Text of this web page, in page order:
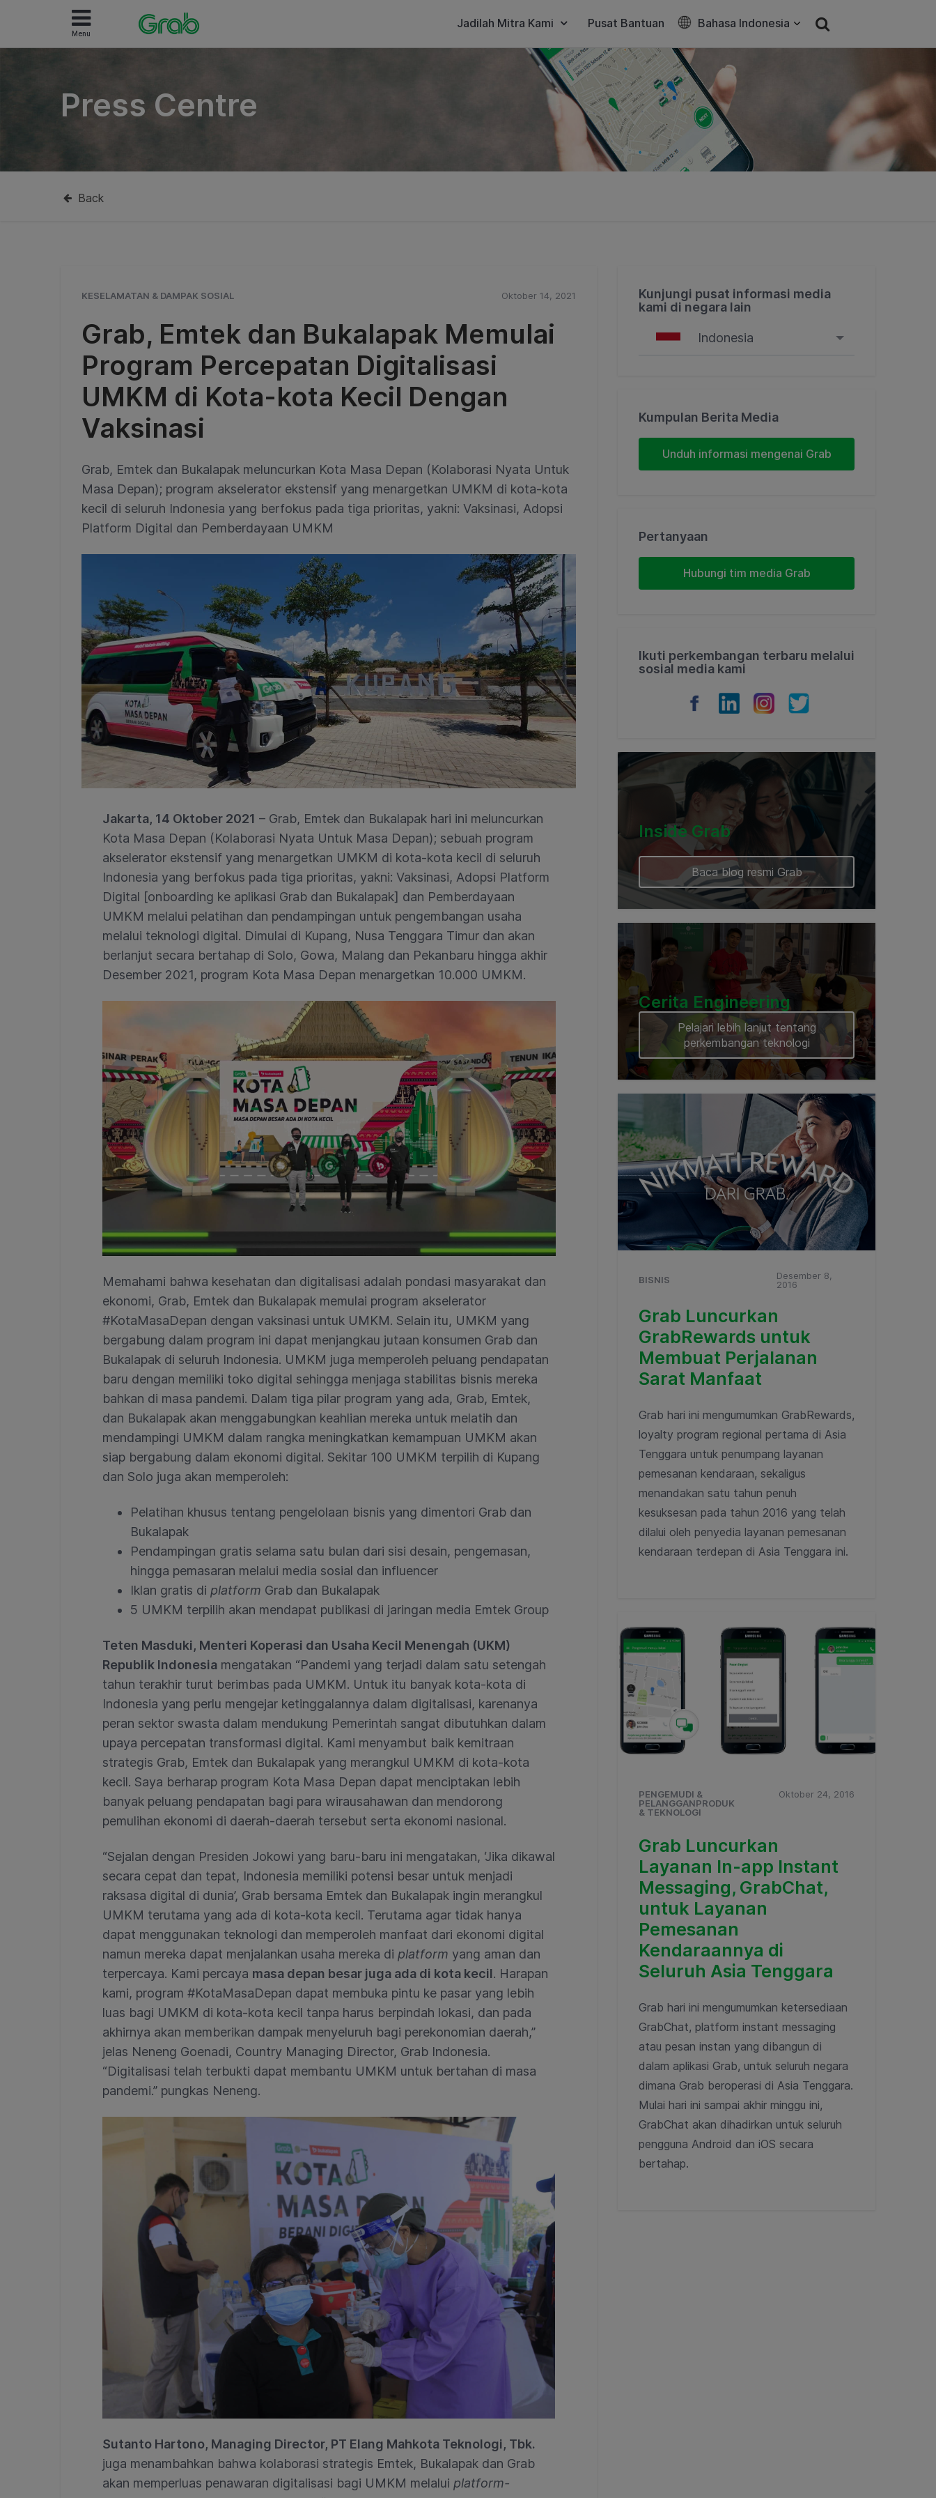
Menu
Jadilah Mitra Kami Pusat Bantuan Bahasa Indonesia
Press Centre
Back
KESELAMATAN & DAMPAK SOSIAL Oktober 14, 2021
Grab, Emtek dan Bukalapak Memulai
Program Percepatan Digitalisasi
UMKM di Kota-kota Kecil Dengan
Vaksinasi
Grab, Emtek dan Bukalapak meluncurkan Kota Masa Depan (Kolaborasi Nyata Untuk
Masa Depan); program akselerator ekstensif yang menargetkan UMKM di kota-kota
kecil di seluruh Indonesia yang berfokus pada tiga prioritas, yakni: Vaksinasi, Adopsi
Platform Digital dan Pemberdayaan UMKM
Jakarta, 14 Oktober 2021 – Grab, Emtek dan Bukalapak hari ini meluncurkan
Kota Masa Depan (Kolaborasi Nyata Untuk Masa Depan); sebuah program
akselerator ekstensif yang menargetkan UMKM di kota-kota kecil di seluruh
Indonesia yang berfokus pada tiga prioritas, yakni: Vaksinasi, Adopsi Platform
Digital [onboarding ke aplikasi Grab dan Bukalapak] dan Pemberdayaan
UMKM melalui pelatihan dan pendampingan untuk pengembangan usaha
melalui teknologi digital. Dimulai di Kupang, Nusa Tenggara Timur dan akan
berlanjut secara bertahap di Solo, Gowa, Malang dan Pekanbaru hingga akhir
Desember 2021, program Kota Masa Depan menargetkan 10.000 UMKM.
Memahami bahwa kesehatan dan digitalisasi adalah pondasi masyarakat dan
ekonomi, Grab, Emtek dan Bukalapak memulai program akselerator
#KotaMasaDepan dengan vaksinasi untuk UMKM. Selain itu, UMKM yang
bergabung dalam program ini dapat menjangkau jutaan konsumen Grab dan
Bukalapak di seluruh Indonesia. UMKM juga memperoleh peluang pendapatan
baru dengan memiliki toko digital sehingga menjaga stabilitas bisnis mereka
bahkan di masa pandemi. Dalam tiga pilar program yang ada, Grab, Emtek,
dan Bukalapak akan menggabungkan keahlian mereka untuk melatih dan
mendampingi UMKM dalam rangka meningkatkan kemampuan UMKM akan
siap bergabung dalam ekonomi digital. Sekitar 100 UMKM terpilih di Kupang
dan Solo juga akan memperoleh:
Pelatihan khusus tentang pengelolaan bisnis yang dimentori Grab dan
Bukalapak
Pendampingan gratis selama satu bulan dari sisi desain, pengemasan,
hingga pemasaran melalui media sosial dan influencer
Iklan gratis di platform Grab dan Bukalapak
5 UMKM terpilih akan mendapat publikasi di jaringan media Emtek Group
Teten Masduki, Menteri Koperasi dan Usaha Kecil Menengah (UKM)
Republik Indonesia mengatakan “Pandemi yang terjadi dalam satu setengah
tahun terakhir turut berimbas pada UMKM. Untuk itu banyak kota-kota di
Indonesia yang perlu mengejar ketinggalannya dalam digitalisasi, karenanya
peran sektor swasta dalam mendukung Pemerintah sangat dibutuhkan dalam
upaya percepatan transformasi digital. Kami menyambut baik kemitraan
strategis Grab, Emtek dan Bukalapak yang merangkul UMKM di kota-kota
kecil. Saya berharap program Kota Masa Depan dapat menciptakan lebih
banyak peluang pendapatan bagi para wirausahawan dan mendorong
pemulihan ekonomi di daerah-daerah tersebut serta ekonomi nasional.
“Sejalan dengan Presiden Jokowi yang baru-baru ini mengatakan, ‘Jika dikawal
secara cepat dan tepat, Indonesia memiliki potensi besar untuk menjadi
raksasa digital di dunia’, Grab bersama Emtek dan Bukalapak ingin merangkul
UMKM terutama yang ada di kota-kota kecil. Terutama agar tidak hanya
dapat menggunakan teknologi dan memperoleh manfaat dari ekonomi digital
namun mereka dapat menjalankan usaha mereka di platform yang aman dan
terpercaya. Kami percaya masa depan besar juga ada di kota kecil. Harapan
kami, program #KotaMasaDepan dapat membuka pintu ke pasar yang lebih
luas bagi UMKM di kota-kota kecil tanpa harus berpindah lokasi, dan pada
akhirnya akan memberikan dampak menyeluruh bagi perekonomian daerah,”
jelas Neneng Goenadi, Country Managing Director, Grab Indonesia.
“Digitalisasi telah terbukti dapat membantu UMKM untuk bertahan di masa
pandemi.” pungkas Neneng.
Sutanto Hartono, Managing Director, PT Elang Mahkota Teknologi, Tbk.
juga menambahkan bahwa kolaborasi strategis Emtek, Bukalapak dan Grab
akan memperluas penawaran digitalisasi bagi UMKM melalui platform-
Kunjungi pusat informasi media
kami di negara lain
Indonesia
Indonesia
Thailand
Vietnam
Myanmar
Kumpulan Berita Media
Unduh informasi mengenai Grab
Pertanyaan
Hubungi tim media Grab
Ikuti perkembangan terbaru melalui
sosial media kami
Inside Grab
Baca blog resmi Grab
Cerita Engineering
Pelajari lebih lanjut tentang
perkembangan teknologi
BISNIS
Desember 8,
2016
Grab Luncurkan
GrabRewards untuk
Membuat Perjalanan
Sarat Manfaat
Grab hari ini mengumumkan GrabRewards,
loyalty program regional pertama di Asia
Tenggara untuk penumpang layanan
pemesanan kendaraan, sekaligus
menandakan satu tahun penuh
kesuksesan pada tahun 2016 yang telah
dilalui oleh penyedia layanan pemesanan
kendaraan terdepan di Asia Tenggara ini.
PENGEMUDI &
PELANGGANPRODUK
& TEKNOLOGI
Oktober 24, 2016
Grab Luncurkan
Layanan In-app Instant
Messaging, GrabChat,
untuk Layanan
Pemesanan
Kendaraannya di
Seluruh Asia Tenggara
Grab hari ini mengumumkan ketersediaan
GrabChat, platform instant messaging
atau pesan instan yang dibangun di
dalam aplikasi Grab, untuk seluruh negara
dimana Grab beroperasi di Asia Tenggara.
Mulai hari ini sampai akhir minggu ini,
GrabChat akan dihadirkan untuk seluruh
pengguna Android dan iOS secara
bertahap.